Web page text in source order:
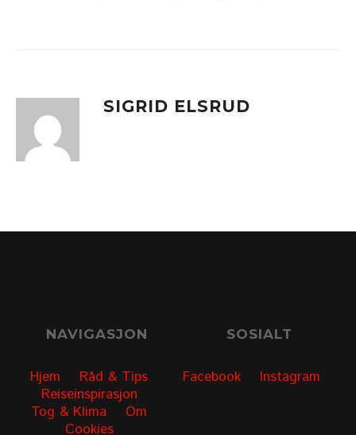
SIGRID ELSRUD
NAVIGASJON
Hjem
Råd & Tips
Reiseinspirasjon
Tog & Klima
Om
Cookies
SOSIALT
Facebook Instagram